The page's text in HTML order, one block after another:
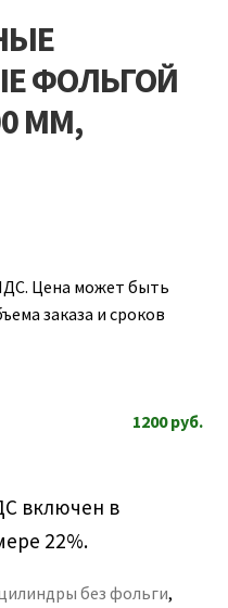
ФОЛЬГОЙ
ММ,
Цена может быть
заказа и сроков
1200руб.
включен в
22%.
без фольги,